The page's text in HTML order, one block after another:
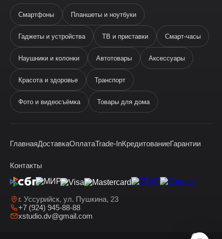
Смартфоны Планшеты и ноутбуки
Гаджеты и устройства ТВ и приставки Смарт-часы
Наушники и колонки Автотовары Аксессуары
Красота и здоровье Транспорт
Фото и видеосъёмка Товары для дома
ГлавнаяДоставкаОплатаTrade-InКредитованиеГарантии
Контакты
г. Уссурийск, ул. Пушкина, 23
+7 (924) 945-88-88
xstudio.dv@gmail.com
виртуальный помощник